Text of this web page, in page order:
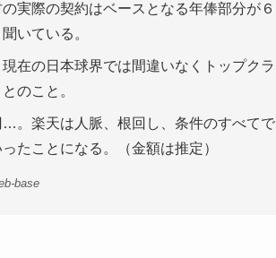
実際の契約はベースとなる年俸部分が６
いている。
在の日本球界では間違いなくトップクラ
のこと。
。楽天は人脈、根回し、条件のすべてで
たことになる。（金額は推定）
base